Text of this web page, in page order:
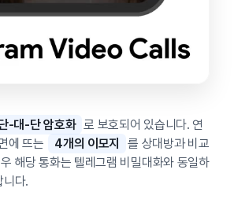
-대-단 암호화
로 보호되어 있습니다. 연
에 뜨는
4개의 이모지
를 상대방과 비교
해당 통화는 텔레그램 비밀대화와 동일하
니다.